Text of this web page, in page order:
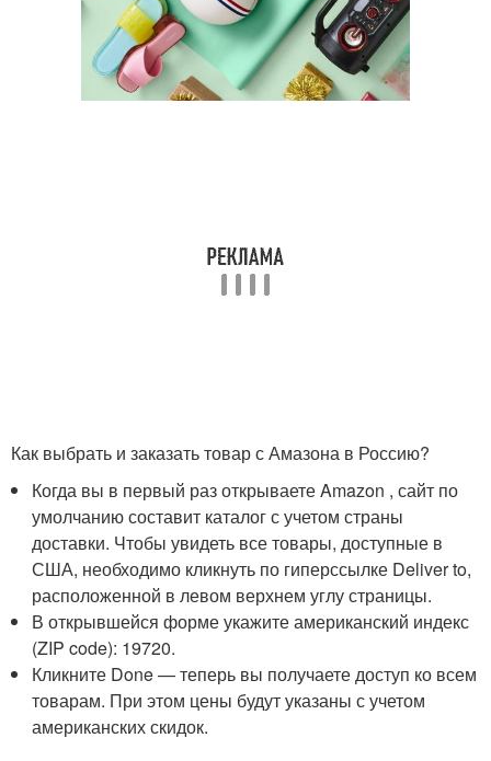
Как выбрать и заказать товар с Амазона в Россию?
Когда вы в первый раз открываете Amazon , сайт по
умолчанию составит каталог с учетом страны
доставки. Чтобы увидеть все товары, доступные в
США, необходимо кликнуть по гиперссылке Deliver to,
расположенной в левом верхнем углу страницы.
В открывшейся форме укажите американский индекс
(ZIP code): 19720.
Кликните Done — теперь вы получаете доступ ко всем
товарам. При этом цены будут указаны с учетом
американских скидок.